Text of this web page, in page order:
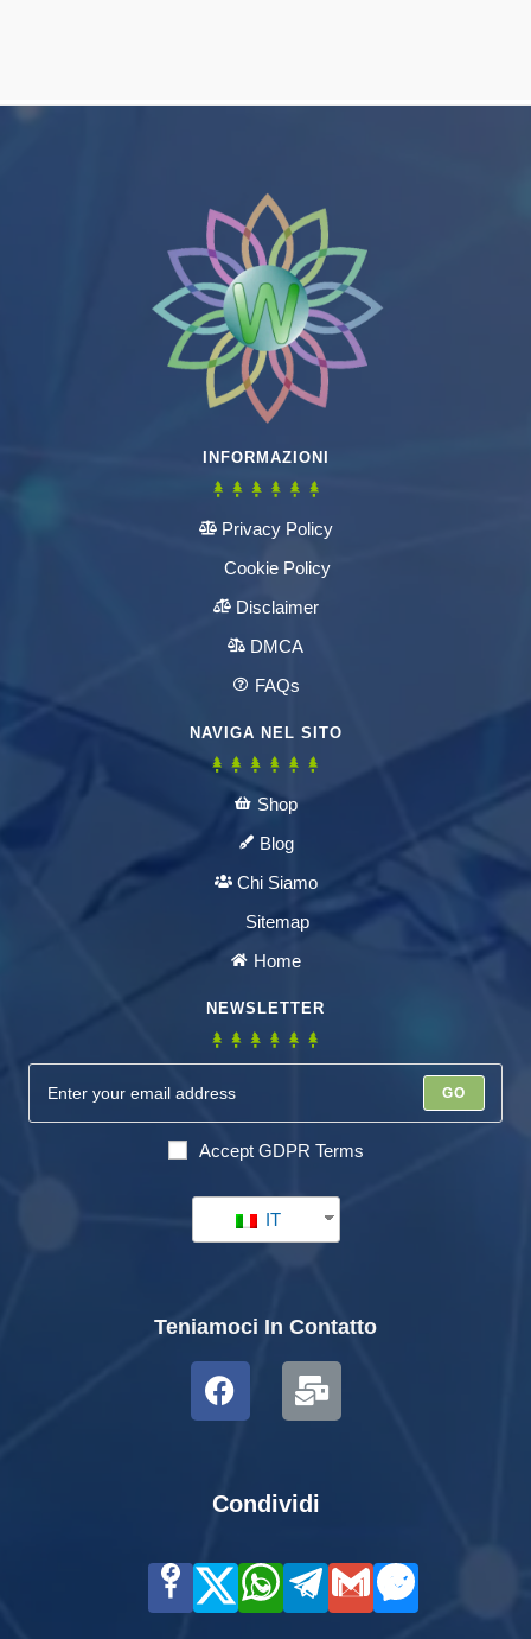
INFORMAZIONI
Privacy Policy
Cookie Policy
Disclaimer
DMCA
FAQs
NAVIGA NEL SITO
Shop
Blog
Chi Siamo
Sitemap
Home
NEWSLETTER
GO
Accept GDPR Terms
IT
Teniamoci In Contatto
Condividi